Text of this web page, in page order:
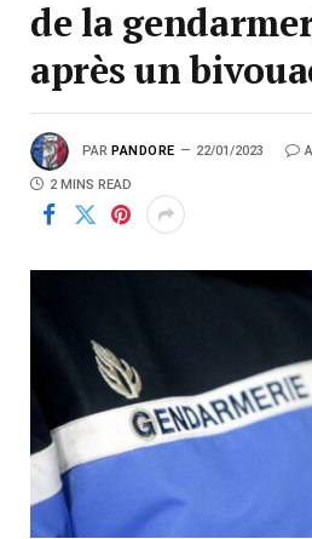
de la
après un
PAR PANDORE 22/01/2023
2 MINS READ